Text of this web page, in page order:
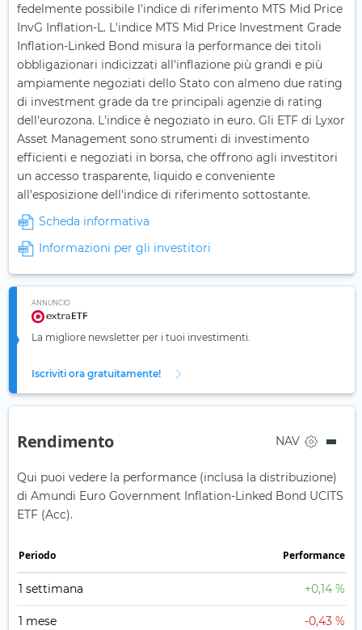
fedelmente possibile l'indice di riferimento MTS Mid Price
InvG Inflation-L. L'indice MTS Mid Price Investment Grade
Inflation-Linked Bond misura la performance dei titoli
obbligazionari indicizzati all'inflazione più grandi e più
ampiamente negoziati dello Stato con almeno due rating
di investment grade da tre principali agenzie di rating
dell'eurozona. L'indice è negoziato in euro. Gli ETF di Lyxor
Asset Management sono strumenti di investimento
efficienti e negoziati in borsa, che offrono agli investitori
un accesso trasparente, liquido e conveniente
all'esposizione dell'indice di riferimento sottostante.
Scheda informativa
Informazioni per gli investitori
ANNUNCIO
La migliore newsletter per i tuoi investimenti.
Iscriviti ora gratuitamente!
Rendimento NAV
Qui puoi vedere la performance (inclusa la distribuzione)
di Amundi Euro Government Inflation-Linked Bond UCITS
ETF (Acc).
Periodo Performance
1 settimana +0,14 %
1 mese -0,43 %